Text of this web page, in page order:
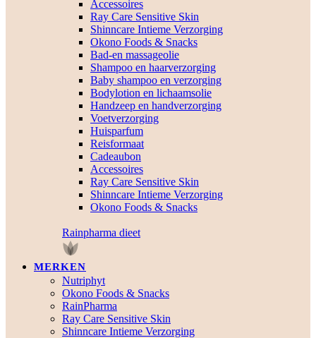
Accessoires
Ray Care Sensitive Skin
Shinncare Intieme Verzorging
Okono Foods & Snacks
Bad-en massageolie
Shampoo en haarverzorging
Baby shampoo en verzorging
Bodylotion en lichaamsolie
Handzeep en handverzorging
Voetverzorging
Huisparfum
Reisformaat
Cadeaubon
Accessoires
Ray Care Sensitive Skin
Shinncare Intieme Verzorging
Okono Foods & Snacks
Rainpharma dieet
MERKEN
Nutriphyt
Okono Foods & Snacks
RainPharma
Ray Care Sensitive Skin
Shinncare Intieme Verzorging